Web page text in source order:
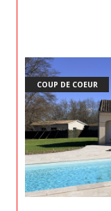
analyse de marché
FCI Immobilier, nous
Chalais, Saint-
Saint-Apre
. Une
réussie ou un
COUP DE COEUR